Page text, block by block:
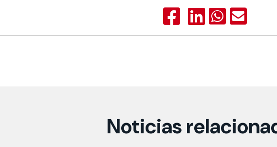
Noticias